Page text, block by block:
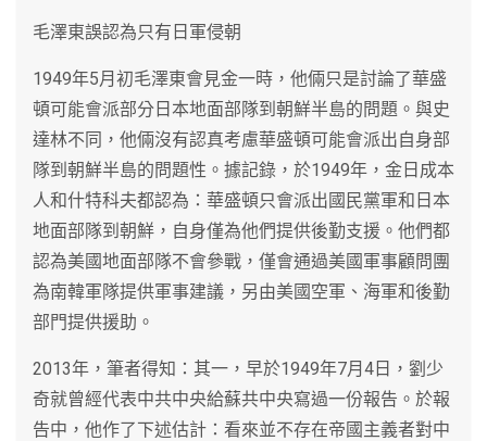
毛澤東誤認為只有日軍侵朝
1949年5月初毛澤東會見金一時，他倆只是討論了華盛
頓可能會派部分日本地面部隊到朝鮮半島的問題。與史
達林不同，他倆沒有認真考慮華盛頓可能會派出自身部
隊到朝鮮半島的問題性。據記錄，於1949年，金日成本
人和什特科夫都認為：華盛頓只會派出國民黨軍和日本
地面部隊到朝鮮，自身僅為他們提供後勤支援。他們都
認為美國地面部隊不會參戰，僅會通過美國軍事顧問團
為南韓軍隊提供軍事建議，另由美國空軍、海軍和後勤
部門提供援助。
2013年，筆者得知：其一，早於1949年7月4日，劉少
奇就曾經代表中共中央給蘇共中央寫過一份報告。於報
告中，他作了下述估計：看來並不存在帝國主義者對中